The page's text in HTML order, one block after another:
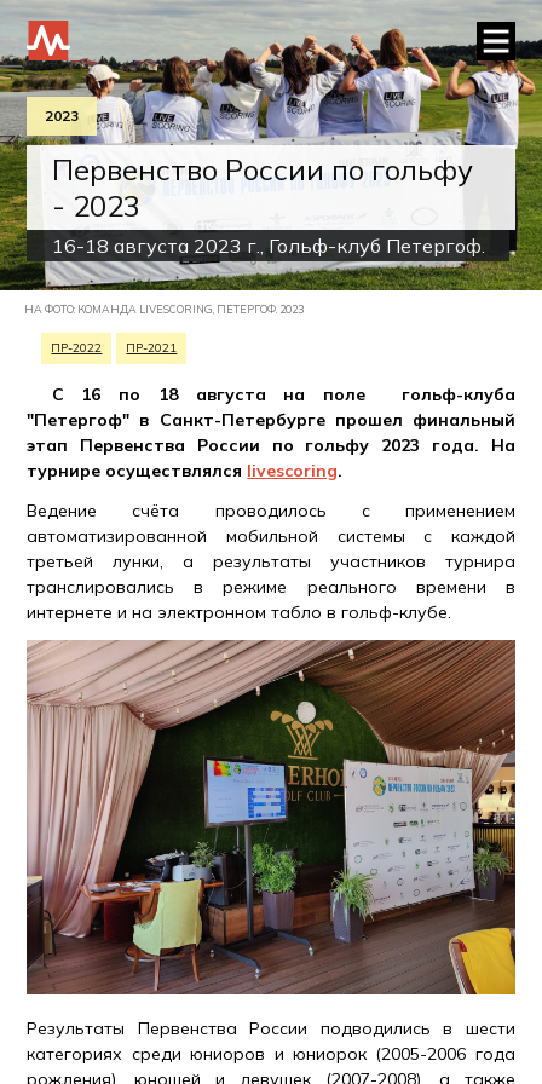
2023
Первенство России по гольфу
- 2023
16-18 августа 2023 г., Гольф-клуб Петергоф.
НА ФОТО: КОМАНДА LIVESCORING, ПЕТЕРГОФ. 2023
ПР-2022 ПР-2021
С 16 по 18 августа на поле гольф-клуба
"Петергоф" в Санкт-Петербурге прошел финальный
этап Первенства России по гольфу 2023 года. На
турнире осуществлялся livescoring.
Ведение счёта проводилось с применением
автоматизированной мобильной системы с каждой
третьей лунки, а результаты участников турнира
транслировались в режиме реального времени в
интернете и на электронном табло в гольф-клубе.
Результаты Первенства России подводились в шести
категориях среди юниоров и юниорок (2005-2006 года
рождения), юношей и девушек (2007-2008), а также